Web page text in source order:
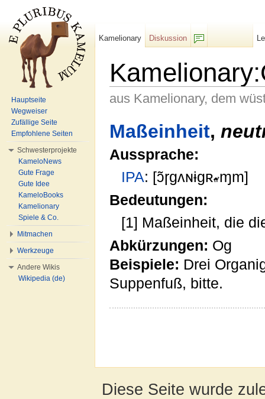
aus Kamelionary, dem
Maßeinheit,
Aussprache:
IPA: [ɔ̃ɼɡʌɴɨɡʀ ɱm]
Bedeutungen:
[1] Maßeinheit, die
Abkürzungen: Og
Beispiele: Drei
Suppenfuß, bitte.
Kamelionary
Diskussion
Hauptseite
Wegweiser
Zufällige Seite
Empfohlene Seiten
Schwesterprojekte
KameloNews
Gute Frage
Gute Idee
KameloBooks
Kamelionary
Spiele & Co.
Mitmachen
Werkzeuge
Andere Wikis
Wikipedia (de)
Diese Seite wurde